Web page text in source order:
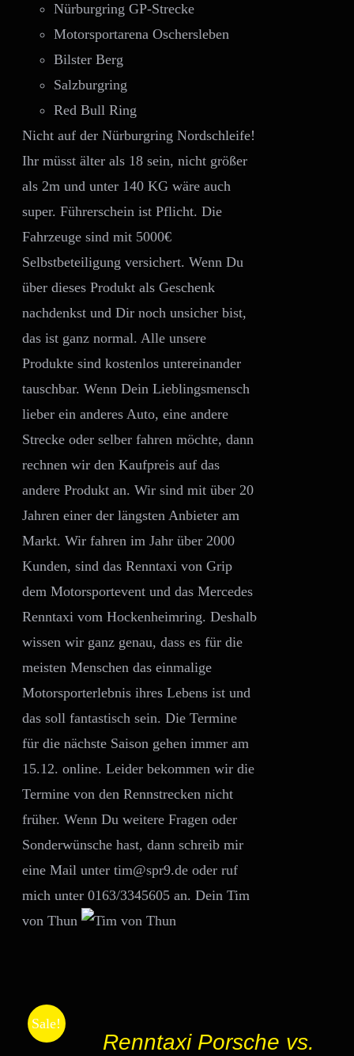
Nürburgring GP-Strecke
Motorsportarena Oschersleben
Bilster Berg
Salzburgring
Red Bull Ring
Nicht auf der Nürburgring Nordschleife!
Ihr müsst älter als 18 sein, nicht größer
als 2m und unter 140 KG wäre auch
super. Führerschein ist Pflicht. Die
Fahrzeuge sind mit 5000€
Selbstbeteiligung versichert. Wenn Du
über dieses Produkt als Geschenk
nachdenkst und Dir noch unsicher bist,
das ist ganz normal. Alle unsere
Produkte sind kostenlos untereinander
tauschbar. Wenn Dein Lieblingsmensch
lieber ein anderes Auto, eine andere
Strecke oder selber fahren möchte, dann
rechnen wir den Kaufpreis auf das
andere Produkt an. Wir sind mit über 20
Jahren einer der längsten Anbieter am
Markt. Wir fahren im Jahr über 2000
Kunden, sind das Renntaxi von Grip
dem Motorsportevent und das Mercedes
Renntaxi vom Hockenheimring. Deshalb
wissen wir ganz genau, dass es für die
meisten Menschen das einmalige
Motorsporterlebnis ihres Lebens ist und
das soll fantastisch sein. Die Termine
für die nächste Saison gehen immer am
15.12. online. Leider bekommen wir die
Termine von den Rennstrecken nicht
früher. Wenn Du weitere Fragen oder
Sonderwünsche hast, dann schreib mir
eine Mail unter tim@spr9.de oder ruf
mich unter 0163/3345605 an. Dein Tim
von Thun
Sale!
AUSFÜHRUNG
WÄHLEN
Renntaxi Porsche vs.